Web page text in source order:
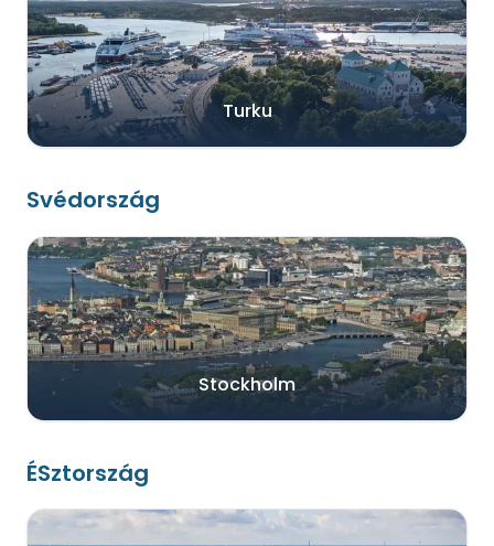
Turku
Svédország
Stockholm
ÉSztország